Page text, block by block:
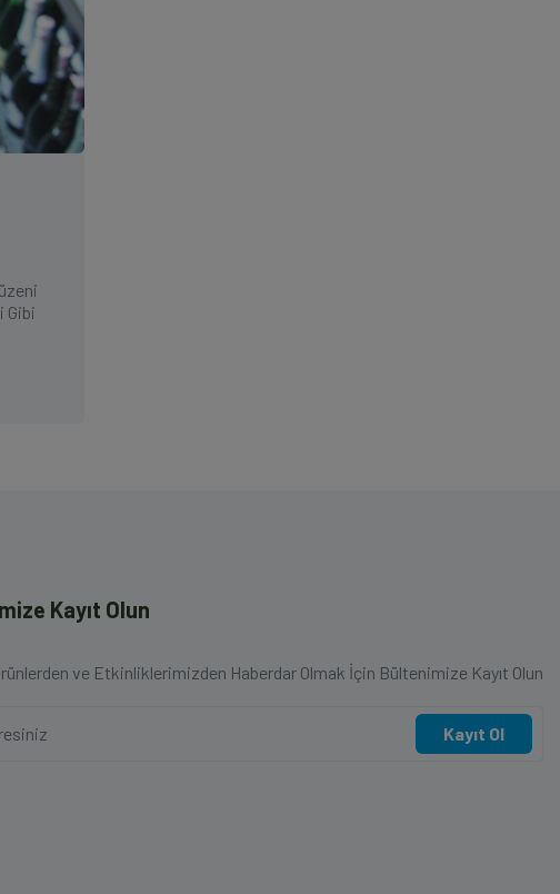
Gibi
Kayıt Olun
ve Etkinliklerimizden Haberdar Olmak İçin Bültenimize Kayıt Olun
Kayıt Ol